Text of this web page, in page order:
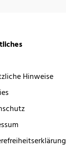
Hinweise